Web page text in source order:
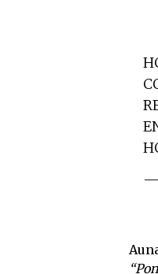
—